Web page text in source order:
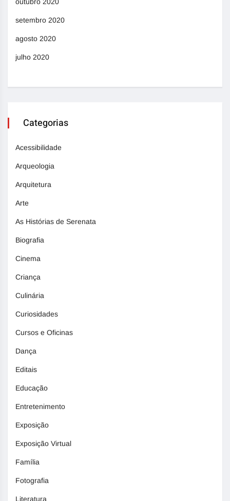
outubro 2020
setembro 2020
agosto 2020
julho 2020
Categorias
Acessibilidade
Arqueologia
Arquitetura
Arte
As Histórias de Serenata
Biografia
Cinema
Criança
Culinária
Curiosidades
Cursos e Oficinas
Dança
Editais
Educação
Entretenimento
Exposição
Exposição Virtual
Família
Fotografia
Literatura